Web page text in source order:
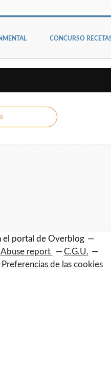
CONCURSO
el portal de Overblog
Abuse report
C.G.U.
Preferencias de las cookies